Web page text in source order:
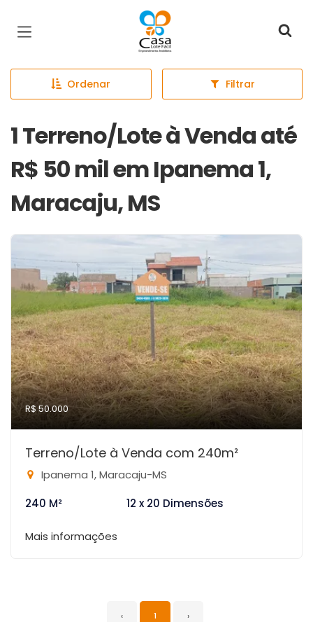
Página inicial
Ordenar Filtrar
1 Terreno/Lote à Venda até
R$ 50 mil em Ipanema 1,
Maracaju, MS
R$ 50.000
Terreno/Lote à Venda com 240m²
Ipanema 1, Maracaju-MS
240 M²
12 x 20 Dimensões
Mais informações
‹ 1 ›